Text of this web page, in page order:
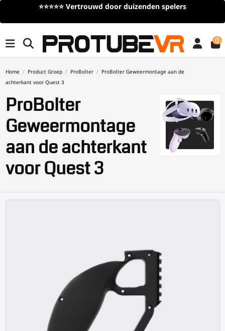
⭐⭐⭐⭐⭐ Vertrouwd door duizenden spelers
0
Home Product Groep ProBolter
ProBolter Geweermontage aan de
achterkant voor Quest 3
ProBolter
Geweermontage
aan de achterkant
voor Quest 3